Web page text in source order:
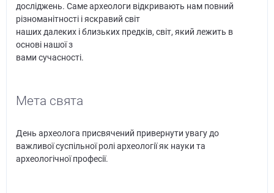
досліджень. Саме археологи відкривають нам повний
різноманітності і яскравий світ
наших далеких і близьких предків, світ, який лежить в
основі нашої з
вами сучасності.
Мета свята
День археолога присвячений привернути увагу до
важливої суспільної ролі археології як науки та
археологічної професії.